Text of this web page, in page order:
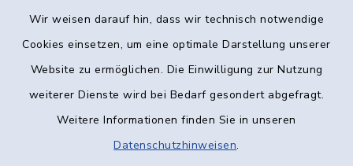
Wir weisen darauf hin, dass wir technisch notwendige
Cookies einsetzen, um eine optimale Darstellung unserer
Website zu ermöglichen. Die Einwilligung zur Nutzung
weiterer Dienste wird bei Bedarf gesondert abgefragt.
Weitere Informationen finden Sie in unseren
Datenschutzhinweisen.
Impressum
Elektronische Kommunikation
Sitemap